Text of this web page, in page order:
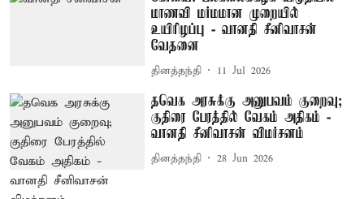
மாணவி மர்மமான முறையில்
உயிரிழப்பு - வானதி சீனிவாசன்
வேதனை
தினத்தந்தி 11 Jul 2026
தவெக அரசுக்கு அனுபவம் குறைவு;
குதிரை பேரத்தில் வேகம் அதிகம் -
வானதி சீனிவாசன் விமர்சனம்
தினத்தந்தி 28 Jun 2026